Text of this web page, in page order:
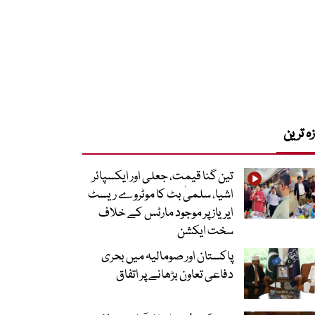
ترین
تین گنا قیمت، جعلی اور ایکسپائر
اشیا، سلمیٰ بٹ کا موٹروے ریسٹ
ایریاز پر موجود مارٹس کے خلاف
سخت ایکشن
پاکستان اور صومالیہ میں بحری
دفاعی تعاون بڑھانے پر اتفاق